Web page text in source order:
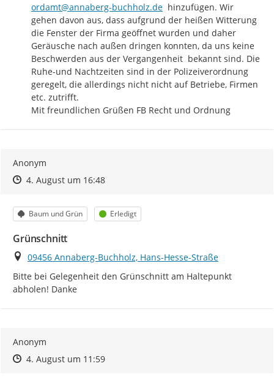
ordamt@annaberg-buchholz.de
  hinzufügen. Wir
gehen davon aus, dass aufgrund der heißen Witterung
die Fenster der Firma geöffnet wurden und daher
Geräusche nach außen dringen konnten, da uns keine
Beschwerden aus der Vergangenheit  bekannt sind. Die
Ruhe-und Nachtzeiten sind in der Polizeiverordnung
geregelt, die allerdings nicht nicht auf Betriebe, Firmen
etc. zutrifft.
Mit freundlichen Grüßen FB Recht und Ordnung
Anonym
Zeitpunkt des Erstellens
Zeitpunkt des Erstellens
4. August um 16:48Zur Äußerung
Kategorie
Baum und Grün Status
Erledigt
Grünschnitt
Ort
09456 Annaberg-Buchholz, Hans-Hesse-Straße
Bitte bei Gelegenheit den Grünschnitt am Haltepunkt
abholen! Danke
Anonym
Zeitpunkt des Erstellens
Zeitpunkt des Erstellens
4. August um 11:59Zur Äußerung